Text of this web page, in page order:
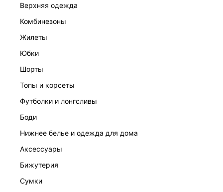
верхняя одежда
комбинезоны
жилеты
юбки
шорты
топы и корсеты
футболки и лонгсливы
боди
нижнее белье и одежда для дома
аксессуары
бижутерия
сумки
ВЕЧЕРНЯЯ КОЛЛЕКЦИЯ
ТОП-БАНДО ИЗ ХЛОПКА С БАСКОЙ 6255041365-